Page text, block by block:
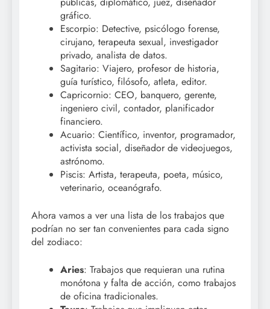
gráfico.
Escorpio: Detective, psicólogo forense,
cirujano, terapeuta sexual, investigador
privado, analista de datos.
Sagitario: Viajero, profesor de historia,
guía turístico, filósofo, atleta, editor.
Capricornio: CEO, banquero, gerente,
ingeniero civil, contador, planificador
financiero.
Acuario: Científico, inventor, programador,
activista social, diseñador de videojuegos,
astrónomo.
Piscis: Artista, terapeuta, poeta, músico,
veterinario, oceanógrafo.
Ahora vamos a ver una lista de los trabajos que
podrían no ser tan convenientes para cada signo
del zodiaco:
Aries: Trabajos que requieran una rutina
monótona y falta de acción, como trabajos
de oficina tradicionales.